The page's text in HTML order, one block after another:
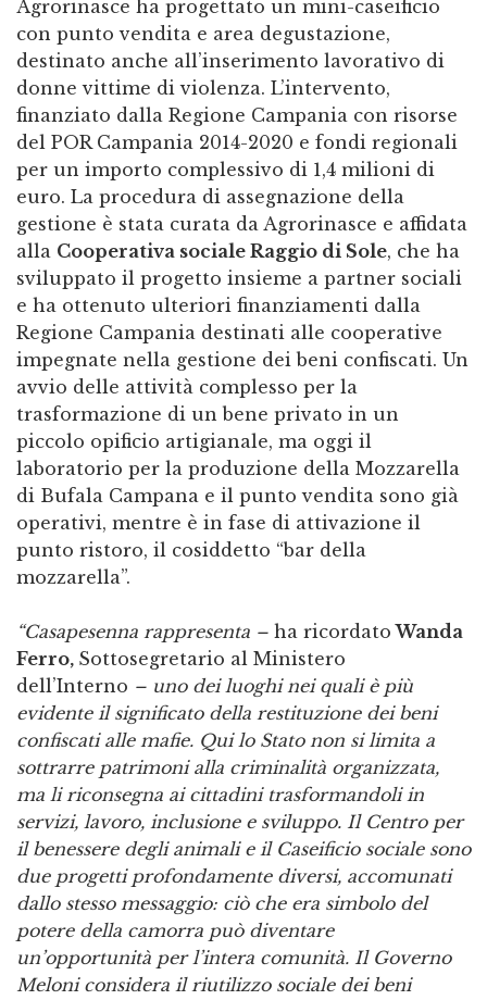
Agrorinasce ha progettato un mini-caseificio
con punto vendita e area degustazione,
destinato anche all’inserimento lavorativo di
donne vittime di violenza. L’intervento,
finanziato dalla Regione Campania con risorse
del POR Campania 2014-2020 e fondi regionali
per un importo complessivo di 1,4 milioni di
euro. La procedura di assegnazione della
gestione è stata curata da Agrorinasce e affidata
alla Cooperativa sociale Raggio di Sole, che ha
sviluppato il progetto insieme a partner sociali
e ha ottenuto ulteriori finanziamenti dalla
Regione Campania destinati alle cooperative
impegnate nella gestione dei beni confiscati. Un
avvio delle attività complesso per la
trasformazione di un bene privato in un
piccolo opificio artigianale, ma oggi il
laboratorio per la produzione della Mozzarella
di Bufala Campana e il punto vendita sono già
operativi, mentre è in fase di attivazione il
punto ristoro, il cosiddetto “bar della
mozzarella”.
“Casapesenna rappresenta – ha ricordato Wanda
Ferro, Sottosegretario al Ministero
dell’Interno – uno dei luoghi nei quali è più
evidente il significato della restituzione dei beni
confiscati alle mafie. Qui lo Stato non si limita a
sottrarre patrimoni alla criminalità organizzata,
ma li riconsegna ai cittadini trasformandoli in
servizi, lavoro, inclusione e sviluppo. Il Centro per
il benessere degli animali e il Caseificio sociale sono
due progetti profondamente diversi, accomunati
dallo stesso messaggio: ciò che era simbolo del
potere della camorra può diventare
un’opportunità per l’intera comunità. Il Governo
Meloni considera il riutilizzo sociale dei beni